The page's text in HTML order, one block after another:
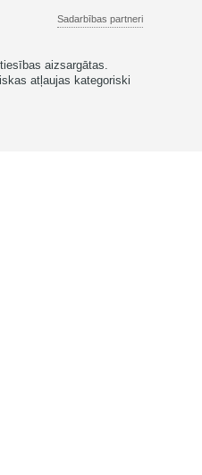
Sadarbības partneri
aizsargātas.
atļaujas kategoriski